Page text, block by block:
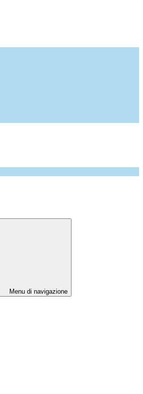
Menu di navigazione